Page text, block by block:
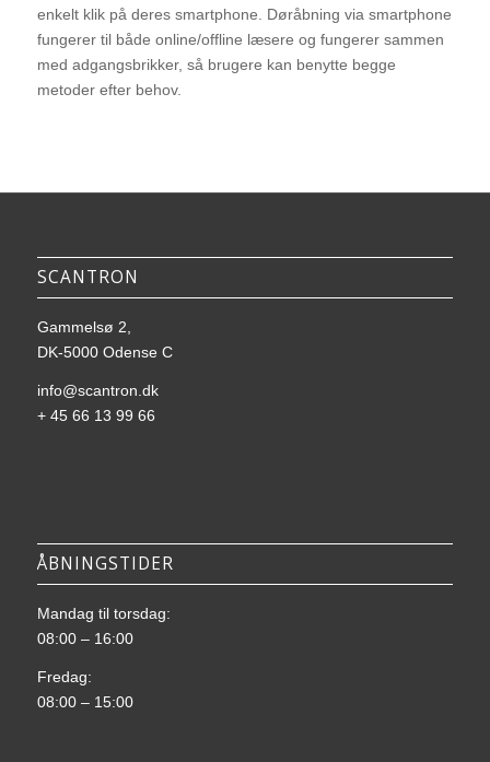
enkelt klik på deres smartphone. Døråbning via smartphone
fungerer til både online/offline læsere og fungerer sammen
med adgangsbrikker, så brugere kan benytte begge
metoder efter behov.
SCANTRON
Gammelsø 2,
DK-5000 Odense C
info@scantron.dk
+ 45 66 13 99 66
ÅBNINGSTIDER
Mandag til torsdag:
08:00 – 16:00
Fredag:
08:00 – 15:00